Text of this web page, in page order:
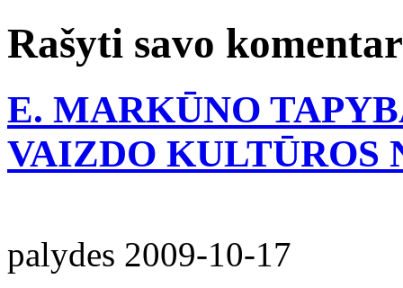
Rašyti savo
E. MARKŪNO
VAIZDO KULTŪROS
palydes 2009-10-17